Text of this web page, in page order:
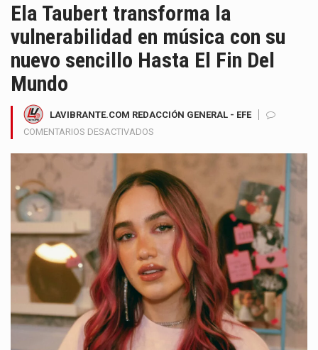
Ela Taubert transforma la
vulnerabilidad en música con su
nuevo sencillo Hasta El Fin Del
Mundo
LAVIBRANTE.COM REDACCIÓN GENERAL - EFE
COMENTARIOS DESACTIVADOS
TRANSFORMA
LA
VULNERABILIDAD
EN
MÚSICA
CON
SU
NUEVO
SENCILLO
HASTA
EL